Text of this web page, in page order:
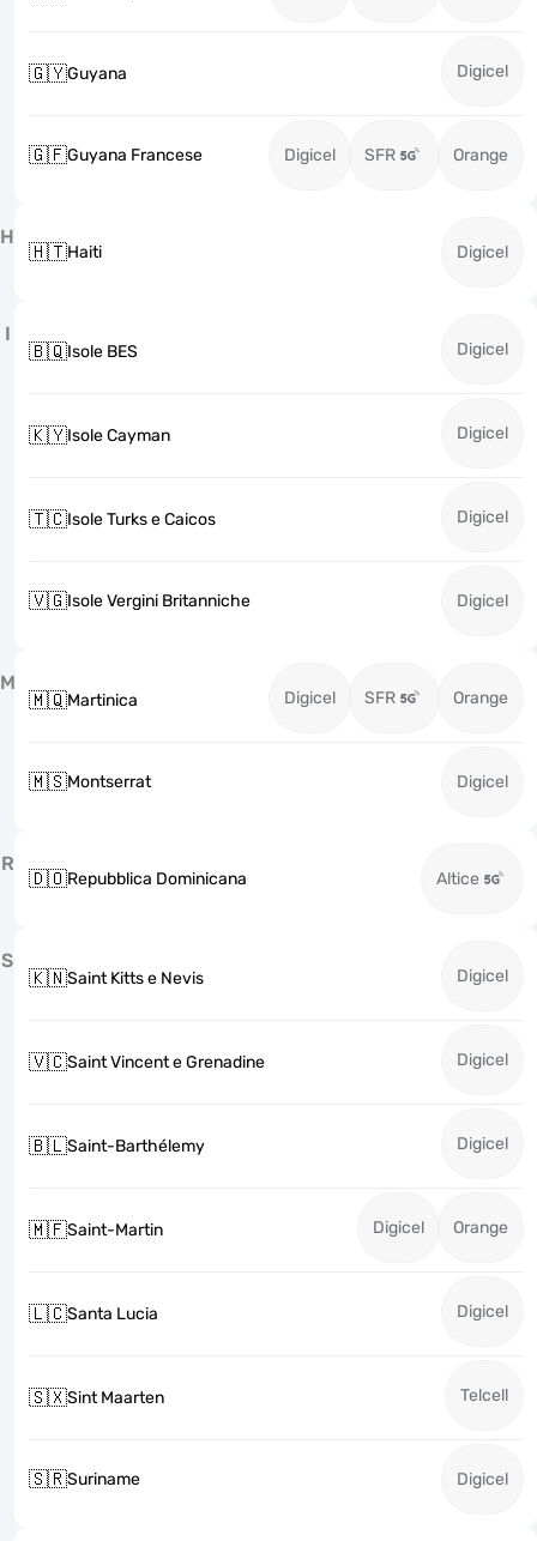
🇬🇾Guyana Digicel
🇬🇫Guyana Francese Digicel SFR Orange
H
🇭🇹Haiti Digicel
I
🇧🇶Isole BES Digicel
🇰🇾Isole Cayman Digicel
🇹🇨Isole Turks e Caicos Digicel
🇻🇬Isole Vergini Britanniche Digicel
M
🇲🇶Martinica Digicel SFR Orange
🇲🇸Montserrat Digicel
R
🇩🇴Repubblica Dominicana Altice
S
🇰🇳Saint Kitts e Nevis Digicel
🇻🇨Saint Vincent e Grenadine Digicel
🇧🇱Saint-Barthélemy Digicel
🇲🇫Saint-Martin Digicel Orange
🇱🇨Santa Lucia Digicel
🇸🇽Sint Maarten Telcell
🇸🇷Suriname Digicel